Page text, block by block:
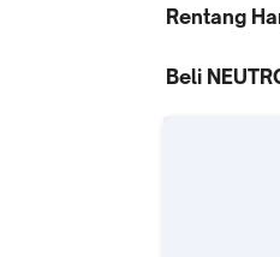
Rentang
Beli